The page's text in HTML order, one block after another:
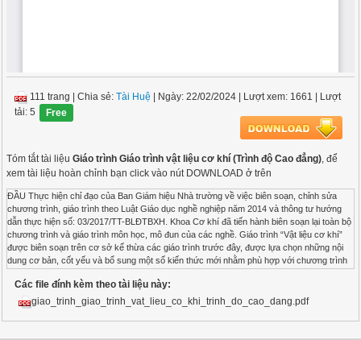
111 trang |Chia sẻ:Tài Huệ | Ngày: 22/02/2024 | Lượt xem: 1661 | Lượt
tải: 5
Free
Tóm tắt tài liệuGiáo trình Giáo trình vật liệu cơ khí (Trình độ Cao đẳng), để
xem tài liệu hoàn chỉnh bạn click vào nút DOWNLOAD ở trên
ĐẦU Thực hiện chỉ đạo của Ban Giám hiệu Nhà trường về việc biên soạn, chỉnh sửa chương trình, giáo trình theo Luật Giáo dục nghề nghiệp năm 2014 và thông tư hướng dẫn thực hiện số: 03/2017/TT-BLĐTBXH. Khoa Cơ khí đã tiến hành biên soạn lại toàn bộ chương trình và giáo trình môn học, mô đun của các nghề. Giáo trình “Vật liệu cơ khí” được biên soạn trên cơ sở kế thừa các giáo trình trước đây, được lựa chọn những nội dung cơ bản, cốt yếu và bổ sung một số kiến thức mới nhằm phù hợp với chương trình và thời lượng giảng dạy của môn học. Nội dung bao gồm: Chương 1: Khái niệm cơ bản về kim loại và hợp kim Chương 2: Gang-Thép Chương 3: Kim loại màu và hợp kim màu Chương 4: Hợp kim cứng Chương 5: Nhiệt luyện thép Chương 6: Vật liệu phi kim loại Thời gian thực hiện: 30 giờ. Nội dung giáo trình phục vụ cho việc đào tạo Học sinh - Sinh viên hệ Trung cấp và Cao đẳng nghề trong nhóm ngành cơkhí. Mặc dù đã rất cố gắng trong quá trình biên soạn, nhưng giáo trình có thể vẫn còn những sai sót. Rất mong nhận được sự đóng góp ý kiến của bạn đọc để cuốn sách hoàn thiện hơn trong các lần xuất bản sau. Mọi ý kiến đóng góp xin gửi về địa chỉ: Khoa Cơ khí trường Cao đẳng Công nghiệp Hải Phòng Xin chân thành cảm ơn! Tổ môn -3- MỤC LỤC TUYÊN BỐBẢN QUYỀN ................................................................................... 1 LỜINÓIĐẦU ........................................................................................................ 2 CHƯƠNG 1. KHÁI NIỆM CƠ BẢN VỀ KIM LOẠI -HỢP KIM ...................... 7 1. KHÁI NIỆM VỀVẬTLIỆU .......................................................................... 7 1.1. Sơ lược vềvậtliệu .................................................................................... 7 1.2. Vai trò của vật liệu trongcuộc sống ....................................................... 9 1.3. Các tiêu chuẩnvậtliệu ........................................................................... 10 2. CẤU TẠO CỦA KIM LOẠI -HỢP KIM ................................................... 10 2.1. Kimloại ................................................................................................. 10 2.2. Hợp kim ................................................................................................ 13 3. TÍNH CHẤT CHUNG CỦA KIM LOẠI VÀHỢPKIM ............................ 16 3.1. Tính chấtvậtlý ....................................................................................... 16 3.2. Tính chấthóahọc ................................................................................... 18 3.3. Tính côngnghệ ...................................................................................... 18 3.4. Tính chất cơ học (còn gọi làcơtính) ..................................................... 19 3.5. Quan hệ giữa các đặc trưng cơ tính củavậtliệu .................................... 22 3.6. Các phương pháp thửcơ tính ................................................................ 22 CÂU HỎI ÔN TẬPCHƯƠNG1.......................................................................... 27 CHƯƠNG 2. GANG-THÉP ................................................................................ 29 1. GIẢN ĐỒ TRẠNG THÁIPHAFe-C ........................................................... 29 1.1. Một số khái niệmcơ bản ....................................................................... 29 1.2. Giản đồ pha vàcôngdụng ...................................................................... 30 1.3. Giản đồ phaFe-C (Fe-Fe3C) ................................................................. 30 2. GANG VÀ CÁC LOẠI GANGTHƯỜNGDÙNG ..................................... 35 2.1. Giới thiệu chungvề gang ...................................................................... 35 2.2. Cácloạigang .......................................................................................... 38 3. THÉP VÀ CÁC LOẠI THÉPTHƯỜNGDÙNG ......................................... 44 3.1. Khái niệm chungvề thép ....................................................................... 44 3.2. Ảnh hưởng của các nguyên tố đến tính chấtcủathép ........................... 45 3.3. Các phương pháp phânloạithép ............................................................ 46 3.4. Phân loại thép theocôngdụng ............................................................... 47 4. THÉPHỢP KIM ........................................................................................... 50 4.1. Khái niệm théphợpkim ......................................................................... 50 4.2. Ảnh hưởng của các nguyên tố hợp kim đến tính chấtcủathép ............. 51 4.3. Phân loại théphợpkim........................................................................... 52 CÂU HỎI ÔN TẬPCHƯƠNG2...................................................................... 58 CHƯƠNG 3. KIM LOẠI MÀU VÀ HỢPKIM MÀU ........................................ 59 -4- 1. ĐẶC ĐIỂM VÀ TÍNH CHẤT CHUNG CỦA KIMLOẠIMÀU ............... 59 2. ĐỒNG VÀ HỢP KIM ĐỒNG .................................................................... 60 2.1. Đồng nguyênchất .................................................................................. 60 2.2. Hợpkimđồng ......................................................................................... 60 3. NHÔM VÀ HỢPKIM NHÔM .................................................................... 63 3.1. Nhômnguyên chất................................................................................. 63 3.2. Hợpkimnhôm ........................................................................................ 64 4. THIẾC - CHÌ-KẼM ..................................................................................... 66 a. Thiếc ........................................................................................................ 66 b. Chì ........................................................................................................... 66 c. Kẽm .......................................................................................................... 67 5. HỢP KIM LÀMỔ TRƯỢT ......................................................................... 68 5.1. Kháiniệm .............................................................................................. 68 5.2. Yêu cầu đối với hợp kim làmổ trượt .................................................... 68 5.3. Hợp kim ổ trượt có nhiệt độ nóng chảythấp (babit) ............................. 69 5.4. Hợp kim ổ trượt có nhiệt độ nóngchảycao ........................................... 69 CHƯƠNG 4. HỢPKIM CỨNG .......................................................................... 71 1. KHÁINIỆM CHUNG.................................................................................. 71 2. PHÂN NHÓM HỢPKIM CỨNG ............................................................... 72 3. CÁC LOẠI VẬT LIỆU CỨNGKHÁC ....................................................... 74 CHƯƠNG 5.NHIỆTLUYỆN .............................................................................. 75 1. KHÁI NIỆM CƠ BẢN VỀNHIỆTLUYỆN ................................................ 75 1.1. Địnhnghĩa ............................................................................................. 75 1.2. Mụcđích ................................................................................................ 75 1.3. Đặc điểm ............................................................................................... 76 1.4. Các yếu tố ảnh hưởng tới quá trìnhnhiệt luyện .................................... 76 2. CÁC CHUYỂN BIẾN TỔ CHỨC KHINHIỆTLUYỆN ............................ 76 2.1. Các chuyển biến tổ chức khinungnóng ................................................ 76 2.2. Các chuyển biến xảy ra khigiữnhiệt ..................................................... 79 2.3. Các chuyển biến xảy ra khilàmnguội ................................................... 79 3. CÁC HÌNH THỨCNHIỆTLUYỆN ............................................................ 83 3.1. Phương phápủ ....................................................................................... 83 3.2. Thường hóa........................................................................................... 85 3.3. Phương pháptôi .................................................................................... 85 3.4. Ramthép ................................................................................................ 90 3.5. Các dạng sai hỏng khinhiệtluyện ......................................................... 91 CÂU HỎI ÔN TẬPCHƯƠNG5 ..................................................................... 93 CHƯƠNG 6. VẬT LIỆU PHIKIM LOẠI .......................................................... 94 1. CHẤTDẺO .................................................................................................. 94 -5- 1.1. Khái niệm chung vềchấtdẻo ................................................................. 94 1.2. Phânloại ................................................................................................ 95 2. CAOSU ....................................................................................................... 96 2. VẬTLIỆUCOMPOSITE ............................................................................. 99 3. VẬT LIỆU GỐM –THỦYTINH .............................................................. 101 3.1. Gốm .................................................................................................... 101 3.2.Thủytinh .............................................................................................. 103 4. NHIÊN LIỆUÔTÔ .................................................................................... 104 4.1. Xăng ................................................................................................... 104 4.2. Dầudiezen ........................................................................................... 105 4.3
Các file đính kèm theo tài liệu này:
giao_trinh_giao_trinh_vat_lieu_co_khi_trinh_do_cao_dang.pdf